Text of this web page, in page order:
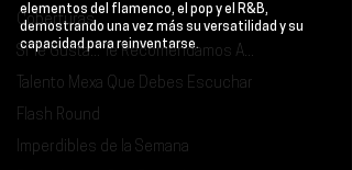
Coberturas
Si Te Gusta... Te Recomendamos A...
Talento Mexa Que Debes Escuchar
Flash Round
Imperdibles de la Semana
elementos del flamenco, el pop y el R&B,
demostrando una vez más su versatilidad y su
capacidad para reinventarse.